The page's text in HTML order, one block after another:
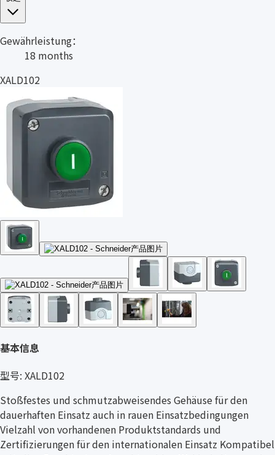
Gewährleistung：
18 months
XALD102
基本信息
型号: XALD102
Stoßfestes und schmutzabweisendes Gehäuse für den
dauerhaften Einsatz auch in rauen Einsatzbedingungen
Vielzahl von vorhandenen Produktstandards und
Zertifizierungen für den internationalen Einsatz Kompatibel